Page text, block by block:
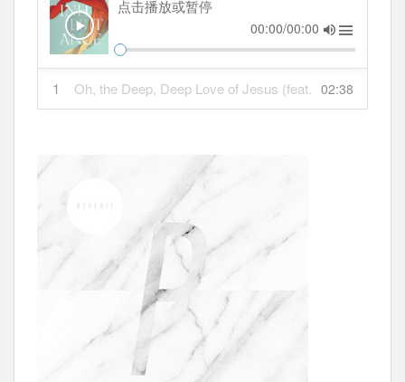
点击播放或暂停
00:00/00:00
1 Oh, the Deep, Deep Love of Jesus (feat. 02:38